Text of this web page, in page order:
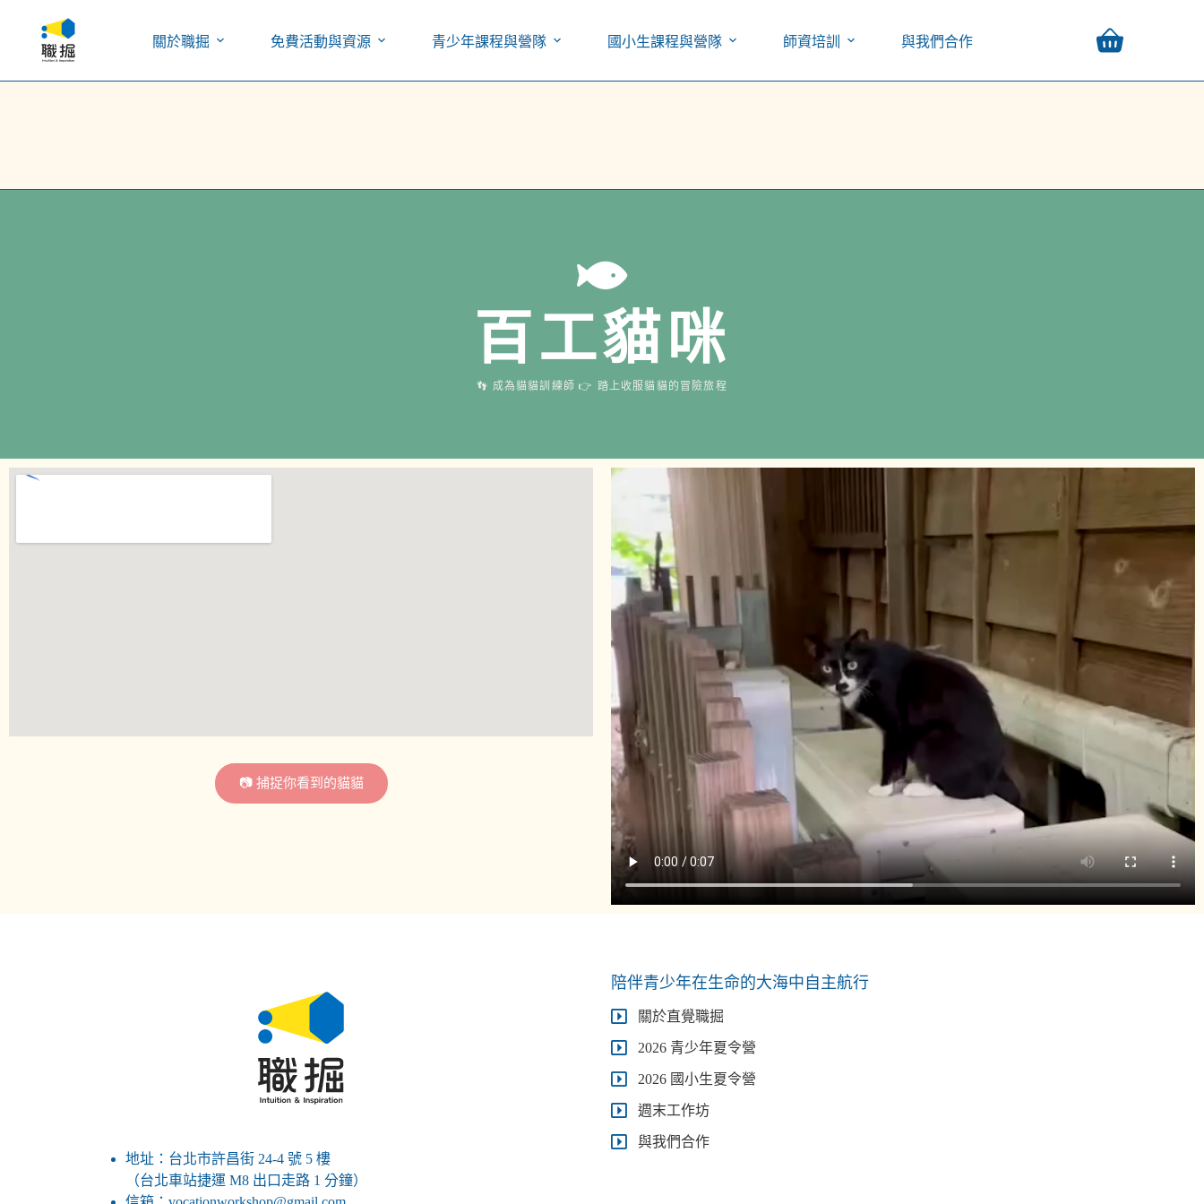
關於職掘 免費活動與資源 青少年課程與營隊 國小生課程與營隊 師資培訓 與我們合作
百工貓咪
👣 成為貓貓訓練師 👉 踏上收服貓貓的冒險旅程
歡迎來到「台東縣 ⭐ 寶桑國中一帶」
被你發現了好多貓貓哇！
還想繼續探索？點擊下方
RESTART
📷 捕捉你看到的貓貓
地址：台北市許昌街 24-4 號 5 樓
（台北車站捷運 M8 出口走路 1 分鐘）
陪伴青少年在生命的大海中自主航行
關於直覺職掘
2026 青少年夏令營
2026 國小生夏令營
週末工作坊
與我們合作